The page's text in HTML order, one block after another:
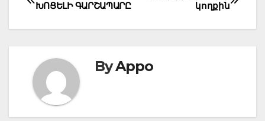
navigation
կողքին
ԽՈՑԵԼԻ ԳԱՐՇԱՊԱՐԸ
ByAppo